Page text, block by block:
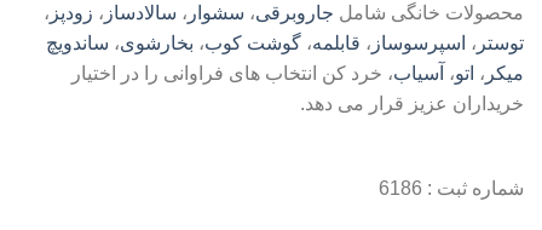
محصولات خانگی شامل جاروبرقی، سشوار ، سالادساز ، زودپز ،
توستر ، اسپرسوساز ، قابلمه، گوشت کوب، بخارشوی، ساندویچ
میکر ، اتو، آسیاب، خرد کن انتخاب های فراوانی را در اختیار
خریداران عزیز قرار می دهد.
شماره ثبت : 6186